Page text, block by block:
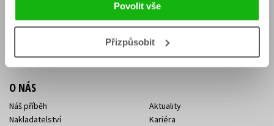
Povolit vše
Přizpůsobit
KONTAKTY
Sídlo společnosti
Kontakty Albatros Media
O NÁS
Náš příběh
Nakladatelství
Aktuality
Kariéra